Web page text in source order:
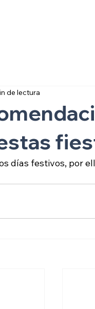
de lectura
días festivos, por